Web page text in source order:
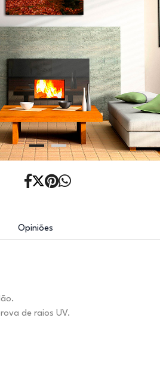
Opiniões
de raios UV.